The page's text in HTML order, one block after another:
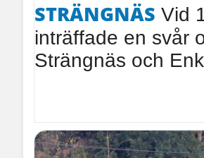
STRÄNGNÄS Vid
inträffade en svår
Strängnäs och